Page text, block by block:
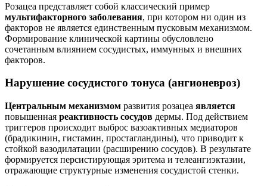
Розацеа представляет собой классический пример
мультифакторного заболевания, при котором ни один из
факторов не является единственным пусковым механизмом.
Формирование клинической картины обусловлено
сочетанным влиянием сосудистых, иммунных и внешних
факторов.
Нарушение сосудистого тонуса (ангионевроз)
Центральным механизмом развития розацеа является
повышенная реактивность сосудов дермы. Под действием
триггеров происходит выброс вазоактивных медиаторов
(брадикинин, гистамин, простагландины), что приводит к
стойкой вазодилатации (расширению сосудов). В результате
формируется персистирующая эритема и телеангиэктазии,
отражающие структурные изменения сосудистой стенки.